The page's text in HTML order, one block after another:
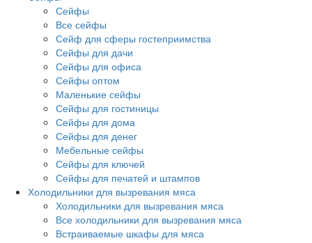
Сейфы
Все сейфы
Сейф для сферы гостеприимства
Сейфы для дачи
Сейфы для офиса
Сейфы оптом
Маленькие сейфы
Сейфы для гостиницы
Сейфы для дома
Сейфы для денег
Мебельные сейфы
Сейфы для ключей
Сейфы для печатей и штампов
Холодильники для вызревания мяса
Холодильники для вызревания мяса
Все холодильники для вызревания мяса
Встраиваемые шкафы для мяса